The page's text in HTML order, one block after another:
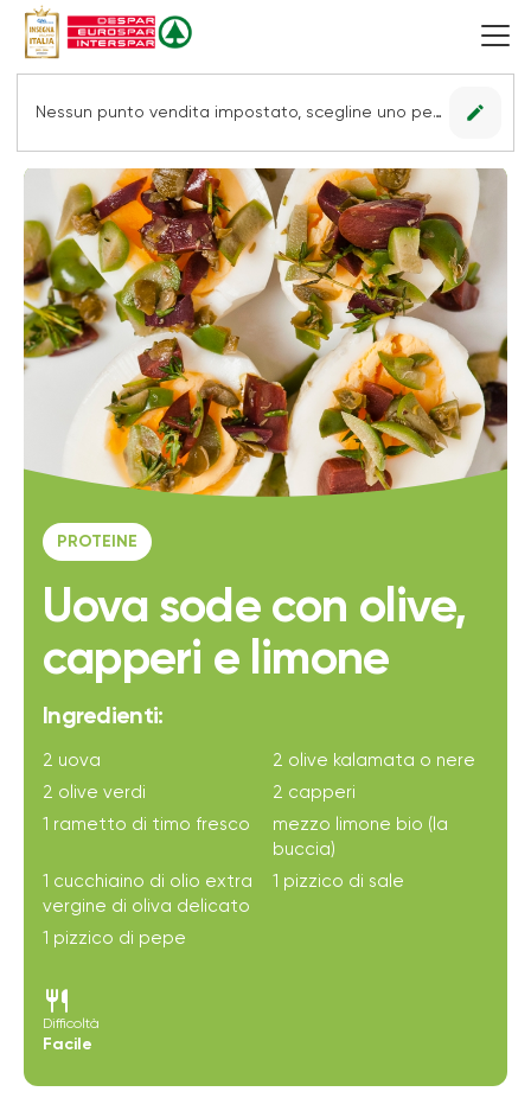
Nessun punto vendita impostato, scegline uno per vedere le offerte. edit
PROTEINE
Uova sode con olive,
capperi e limone
Ingredienti:
2 uova
2 olive kalamata o nere
2 olive verdi
2 capperi
1 rametto di timo fresco
mezzo limone bio (la
buccia)
1 cucchiaino di olio extra
vergine di oliva delicato
1 pizzico di sale
1 pizzico di pepe
restaurant
Difficoltà
Facile